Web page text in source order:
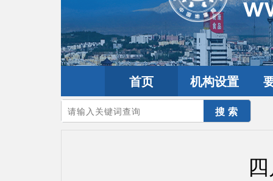
首页 机构设置
您的当前位置：首页>地震频道 全球震讯